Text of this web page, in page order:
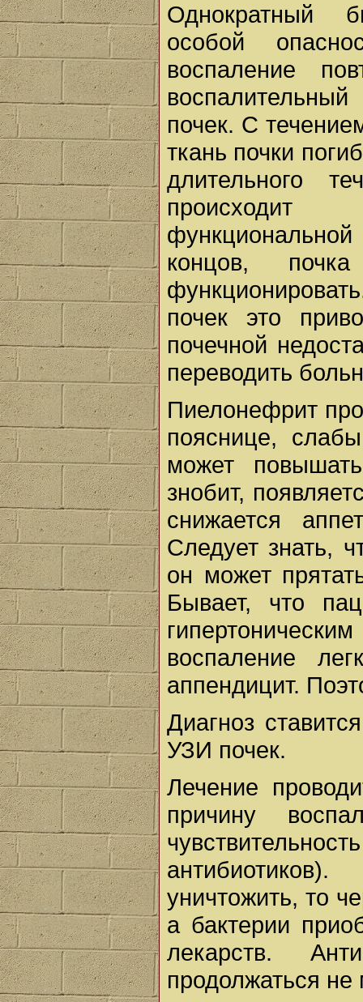
Однократный
особой
воспаление
почек. С
ткань почки
длительного
концов,
почек это
почечной
переводить
Пиелонефрит
пояснице,
может
знобит,
снижается
Следует знать,
он может
Бывает, что
воспаление
аппендицит.
Диагноз
УЗИ почек.
Лечение
причину
уничтожить, то
а бактерии
лекарств.
продолжаться